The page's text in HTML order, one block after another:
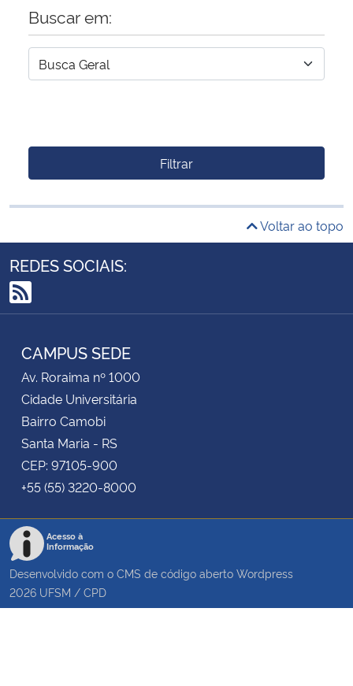
Buscar em:
Filtrar
Voltar ao topo
REDES SOCIAIS:
RSS
CAMPUS SEDE
Av. Roraima nº 1000
Cidade Universitária
Bairro Camobi
Santa Maria - RS
CEP: 97105-900
+55 (55) 3220-8000
Acesso à
Informação
Desenvolvido com o CMS de código aberto Wordpress
2026 UFSM / CPD